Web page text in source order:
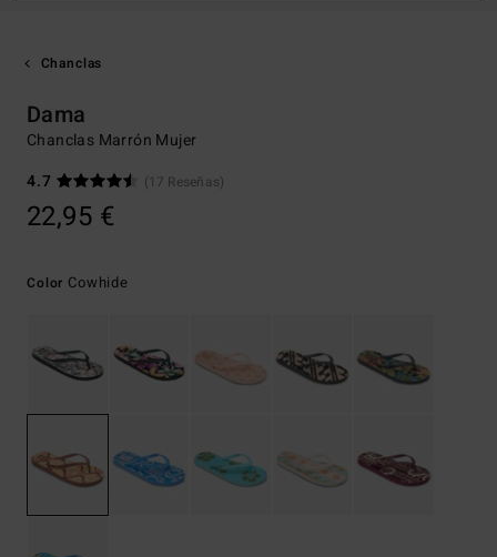
Chanclas
Dama
Chanclas Marrón Mujer
4.7
(17 Reseñas)
22,95 €
Color Cowhide